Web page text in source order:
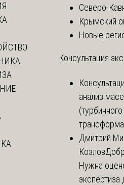
Северо-
Крымский
Новые
Консультация
анализ
(турбинного
Дмитрий
Козлов
Нужна
экспертиза